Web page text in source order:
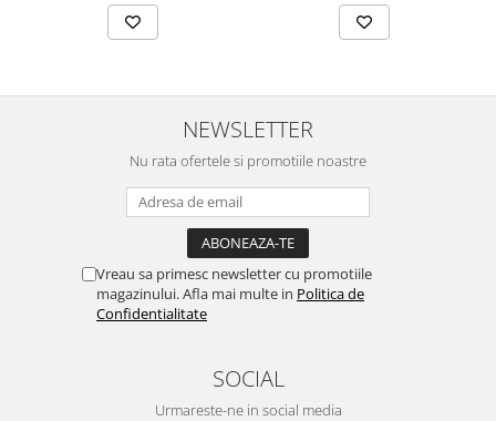
NEWSLETTER
Nu rata ofertele si promotiile noastre
Vreau sa primesc newsletter cu promotiile
magazinului. Afla mai multe in Politica de
Confidentialitate
SOCIAL
Urmareste-ne in social media